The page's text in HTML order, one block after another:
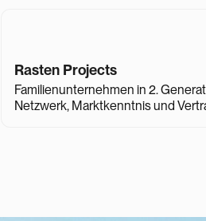
Rasten Projects
Familienunternehmen in 2.
Netzwerk, Marktkenntnis und